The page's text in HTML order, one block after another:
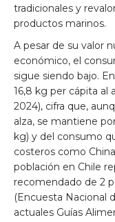
tradicionales y
productos marinos.
A pesar de su valor
económico, el
sigue siendo bajo.
16,8 kg per cápita al
2024), cifra que,
alza, se mantiene
kg) y del consumo
costeros como
población en Chile
recomendado de 2
(Encuesta Nacional
actuales Guías